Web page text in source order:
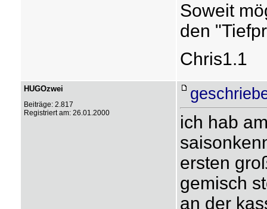
Soweit
den
Chris1.1
HUGOzwei
Beiträge: 2.817
Registriert am: 26.01.2000
ich hab
ersten
gemisch
an der